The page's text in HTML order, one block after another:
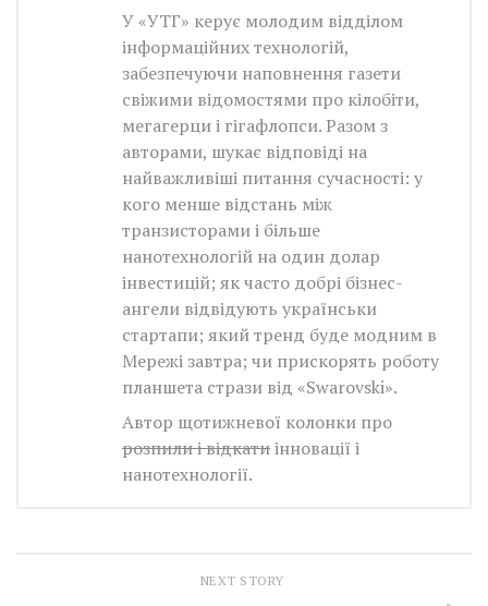
У «УТГ» керує молодим відділом
інформаційних технологій,
забезпечуючи наповнення газети
свіжими відомостями про кілобіти,
мегагерци і гігафлопси. Разом з
авторами, шукає відповіді на
найважливіші питання сучасності: у
кого менше відстань між
транзисторами і більше
нанотехнологій на один долар
інвестицій; як часто добрі бізнес-
ангели відвідують українськи
стартапи; який тренд буде модним в
Мережі завтра; чи прискорять роботу
планшета стрази від «Swarovski».
Автор щотижневої колонки про
розпили і відкатиінновації і
нанотехнології.
NEXT STORY